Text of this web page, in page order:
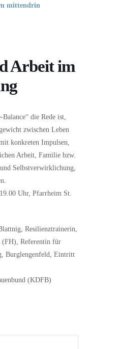
Arbeit im
die Rede ist,
zwischen Leben
konkreten Impulsen,
Arbeit, Familie bzw.
Selbstverwirklichung,
Uhr, Pfarrheim St.
Resilienztrainerin,
(FH), Referentin für
Burglengenfeld, Eintritt
(KDFB)